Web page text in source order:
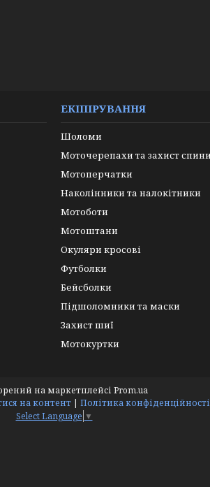
ЕКІПІРУВАННЯ
Шоломи
Моточерепахи та захист
Мотоперчатки
Наколінники та налокітники
Мотоботи
Мотоштани
Окуляри кросові
Футболки
Бейсболки
Підшоломники та маски
Захист шиї
Мотокуртки
на маркетплейсі Prom.ua
на контент | Політика конфіденційності
Select Language ▼